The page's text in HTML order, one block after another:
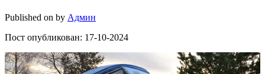
Published on by Админ
Пост опубликован: 17-10-2024